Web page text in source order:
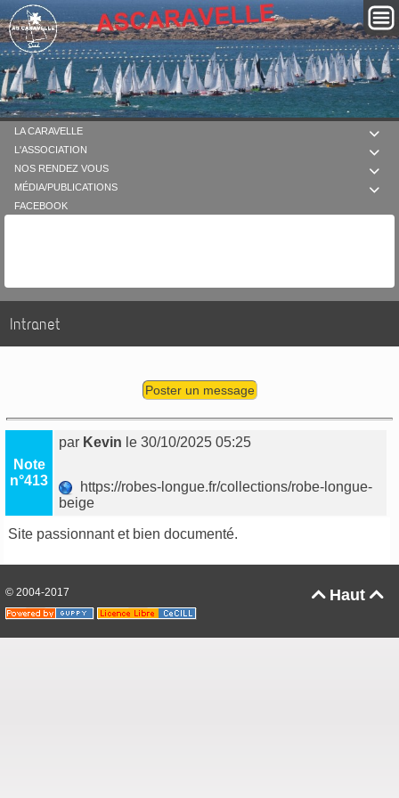

LA CARAVELLE

L'ASSOCIATION

NOS RENDEZ VOUS

MÉDIA/PUBLICATIONS
FACEBOOK
Intranet
Poster un message
Note
n°413
par Kevin le 30/10/2025 05:25
https://robes-longue.fr/collections/robe-longue-
beige
Site passionnant et bien documenté.
Haut 
© 2004-2017